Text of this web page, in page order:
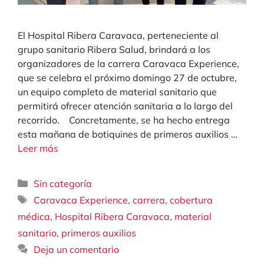
El Hospital Ribera Caravaca, perteneciente al
grupo sanitario Ribera Salud, brindará a los
organizadores de la carrera Caravaca Experience,
que se celebra el próximo domingo 27 de octubre,
un equipo completo de material sanitario que
permitirá ofrecer atención sanitaria a lo largo del
recorrido. Concretamente, se ha hecho entrega
esta mañana de botiquines de primeros auxilios …
Leer más
Categorías
Sin categoría
Etiquetas
Caravaca Experience,carrera,cobertura
médica, Hospital Ribera Caravaca, material
sanitario, primeros auxilios
Deja un comentario